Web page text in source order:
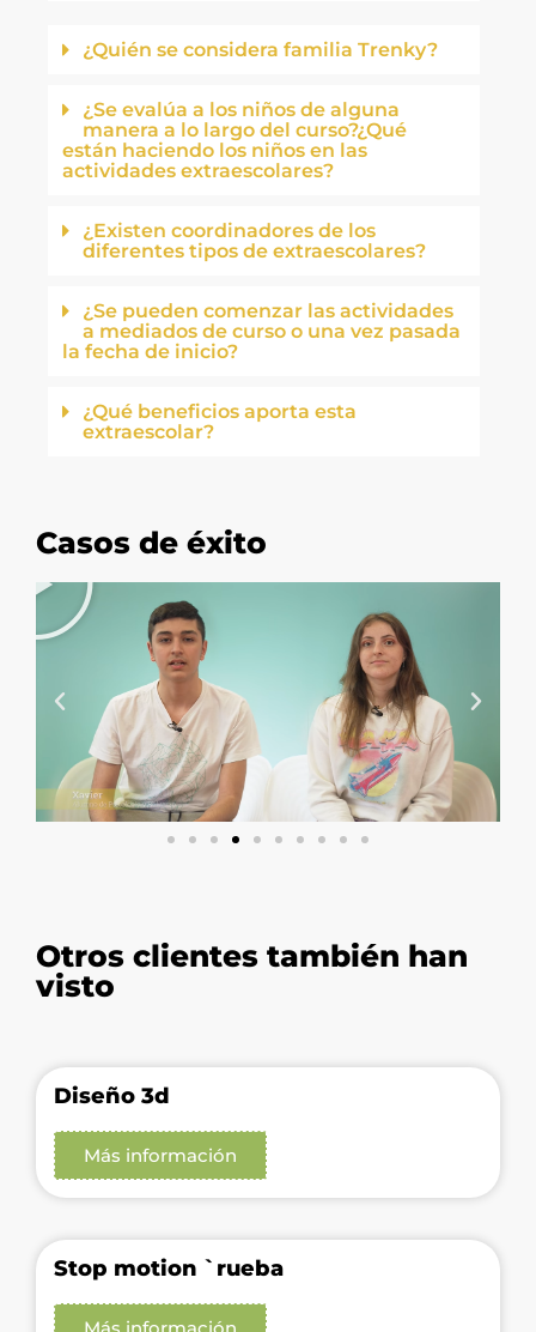
¿Quién se considera familia Trenky?
¿Se evalúa a los niños de alguna
manera a lo largo del curso?¿Qué
están haciendo los niños en las
actividades extraescolares?
¿Existen coordinadores de los
diferentes tipos de extraescolares?
¿Se pueden comenzar las actividades
a mediados de curso o una vez pasada
la fecha de inicio?
¿Qué beneficios aporta esta
extraescolar?
Casos de éxito
Otros clientes también han
visto
Diseño 3d
Más información
Stop motion `rueba